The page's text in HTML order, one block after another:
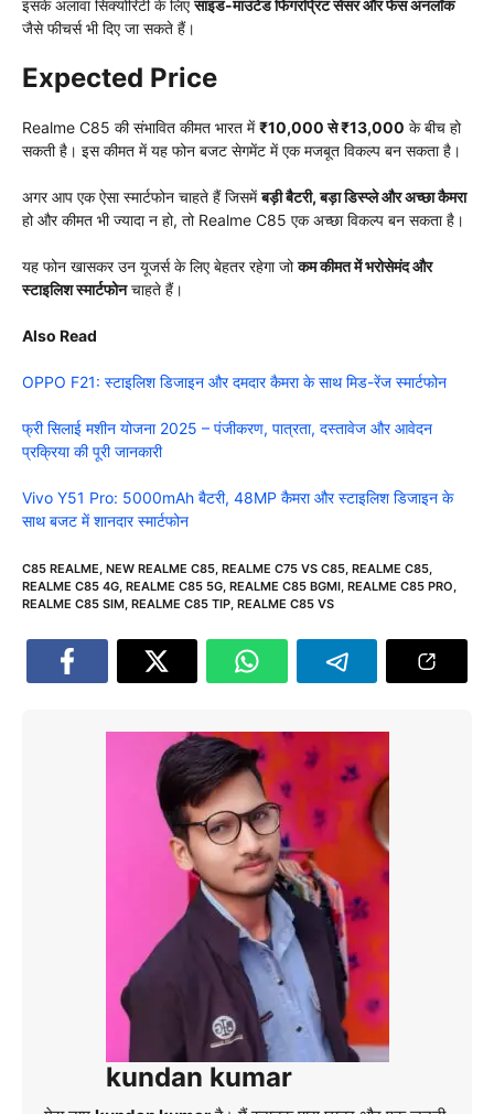
इसके अलावा सिक्योरिटी के लिएसाइड-माउंटेड फिंगरप्रिंट सेंसर और फेस अनलॉक
जैसे फीचर्स भी दिए जा सकते हैं।
Expected Price
Realme C85 की संभावित कीमत भारत में₹10,000 से ₹13,000 के बीच हो
सकती है। इस कीमत में यह फोन बजट सेगमेंट में एक मजबूत विकल्प बन सकता है।
अगर आप एक ऐसा स्मार्टफोन चाहते हैं जिसमेंबड़ी बैटरी, बड़ा डिस्प्ले और अच्छा कैमरा
हो और कीमत भी ज्यादा न हो, तो Realme C85 एक अच्छा विकल्प बन सकता है।
यह फोन खासकर उन यूजर्स के लिए बेहतर रहेगा जोकम कीमत में भरोसेमंद और
स्टाइलिश स्मार्टफोनचाहते हैं।
Also Read
OPPO F21: स्टाइलिश डिजाइन और दमदार कैमरा के साथ मिड-रेंज स्मार्टफोन
फ्री सिलाई मशीन योजना 2025 – पंजीकरण, पात्रता, दस्तावेज और आवेदन
प्रक्रिया की पूरी जानकारी
Vivo Y51 Pro: 5000mAh बैटरी, 48MP कैमरा और स्टाइलिश डिजाइन के
साथ बजट में शानदार स्मार्टफोन
C85 REALME, NEW REALME C85, REALME C75 VS C85, REALME C85,
REALME C85 4G, REALME C85 5G, REALME C85 BGMI, REALME C85 PRO,
REALME C85 SIM, REALME C85 TIP, REALME C85 VS
kundan kumar